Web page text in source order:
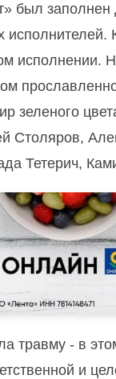
был
исполнителей.
исполнении.
зеленого
Столяров,
Тетерич,
травму - в
и